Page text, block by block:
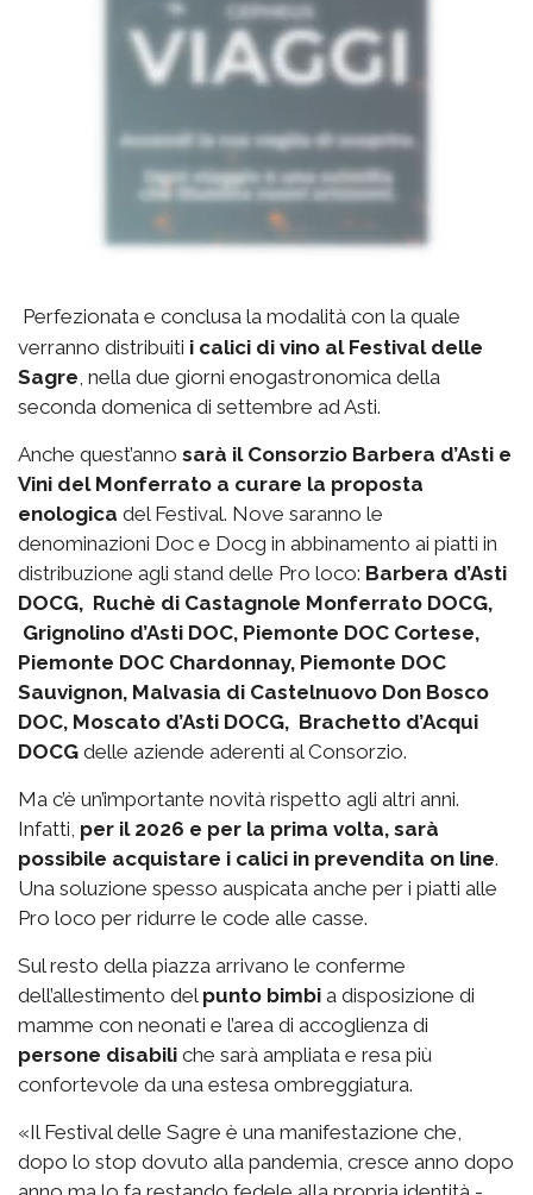
Perfezionata e conclusa la modalità con la quale
verranno distribuiti i calici di vino al Festival delle
Sagre , nella due giorni enogastronomica della
seconda domenica di settembre ad Asti.
Anche quest’anno sarà il Consorzio Barbera d’Asti e
Vini del Monferrato a curare la proposta
enologica del Festival. Nove saranno le
denominazioni Doc e Docg in abbinamento ai piatti in
distribuzione agli stand delle Pro loco: Barbera d’Asti
DOCG, Ruchè di Castagnole Monferrato DOCG,
Grignolino d’Asti DOC, Piemonte DOC Cortese,
Piemonte DOC Chardonnay, Piemonte DOC
Sauvignon, Malvasia di Castelnuovo Don Bosco
DOC, Moscato d’Asti DOCG, Brachetto d’Acqui
DOCG delle aziende aderenti al Consorzio.
Ma c’è un’importante novità rispetto agli altri anni.
Infatti, per il 2026 e per la prima volta, sarà
possibile acquistare i calici in prevendita on line.
Una soluzione spesso auspicata anche per i piatti alle
Pro loco per ridurre le code alle casse.
Sul resto della piazza arrivano le conferme
dell’allestimento del punto bimbi a disposizione di
mamme con neonati e l’area di accoglienza di
persone disabili che sarà ampliata e resa più
confortevole da una estesa ombreggiatura.
«Il Festival delle Sagre è una manifestazione che,
dopo lo stop dovuto alla pandemia, cresce anno dopo